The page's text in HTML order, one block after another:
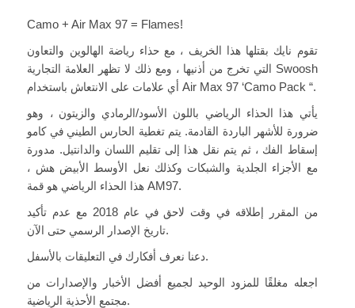
Camo + Air Max 97 = Flames!
تقوم نايك بقتلها هذا الخريف ، مع حذاء رياضة الهالوين والتعاون
التي تخرج من أذنيها ، ومع ذلك لا تظهر العلامة التجارية Swoosh
أي علامات على الانتعاش باستخدام Air Max 97 ‘Camo Pack “.
يأتي هذا الحذاء الرياضي باللون الأسود/الرمادي والزيتون ، وهو
ضرورة للأشهر الباردة القادمة. يتم تغطية الحارس الطيني في كامو
إسقاط الفك ، ثم يتم نقل هذا إلى تقليم اللسان والدانتيل. مدورة
مع الأجزاء الجلدية والشبكات وكذلك نعل الأوسط الأبيض هش ،
هذا الحذاء الرياضي هو قمة AM97.
من المقرر إطلاقه في وقت لاحق في عام 2018 مع عدم تأكيد
تاريخ الإصدار الرسمي حتى الآن.
دعنا نعرف أفكارك في التعليقات بالأسفل.
اجعله مغلقًا للمزود الوحيد لجميع أفضل الأخبار والإصدارات من
مجتمع الأحذية الرياضية.